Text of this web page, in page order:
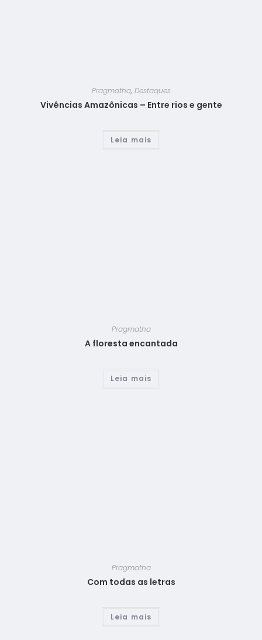
Pragmatha, Destaques
Vivências Amazônicas – Entre rios e gente
Leia mais
Pragmatha
A floresta encantada
Leia mais
Pragmatha
Com todas as letras
Leia mais